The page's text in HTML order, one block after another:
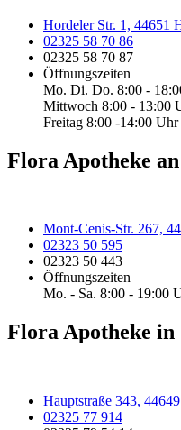
Hordeler Str. 1, 44651
02325 58 70 86
02325 58 70 87
Öffnungszeiten
Mo. Di. Do. 8:00 -
Mittwoch 8:00 - 13:00
Freitag 8:00 -14:00 Uhr
Flora Apotheke
Mont-Cenis-Str. 267,
02323 50 595
02323 50 443
Öffnungszeiten
Mo. - Sa. 8:00 - 19:00
Flora Apotheke in
Hauptstraße 343,
02325 77 914